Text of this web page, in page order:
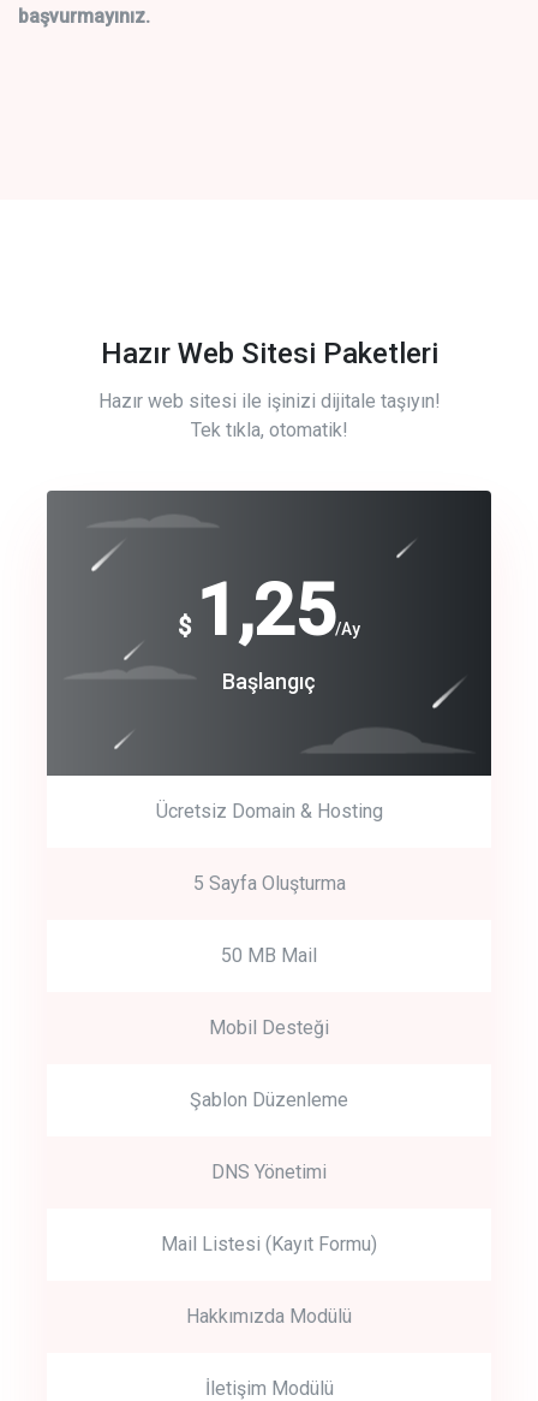
başvurmayınız.
Hazır Web Sitesi Paketleri
Hazır web sitesi ile işinizi dijitale taşıyın!
Tek tıkla, otomatik!
$ 1,25/Ay
Başlangıç
Ücretsiz Domain & Hosting
5 Sayfa Oluşturma
50 MB Mail
Mobil Desteği
Şablon Düzenleme
DNS Yönetimi
Mail Listesi (Kayıt Formu)
Hakkımızda Modülü
İletişim Modülü
Free
Basic